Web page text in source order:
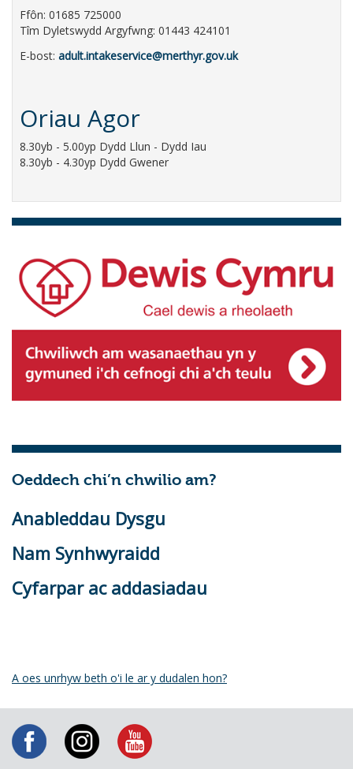
Ffôn: 01685 725000
Tîm Dyletswydd Argyfwng: 01443 424101
E-bost: adult.intakeservice@merthyr.gov.uk
Oriau Agor
8.30yb - 5.00yp Dydd Llun - Dydd Iau
8.30yb - 4.30yp Dydd Gwener
Oeddech chi’n chwilio am?
Anableddau Dysgu
Nam Synhwyraidd
Cyfarpar ac addasiadau
A oes unrhyw beth o'i le ar y dudalen hon?